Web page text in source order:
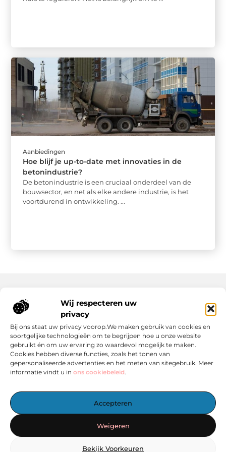
Wij respecteren uw
privacy
Bij ons staat uw privacy voorop.We maken gebruik van cookies en
soortgelijke technologieën om te begrijpen hoe u onze website
gebruikt én om uw ervaring zo waardevol mogelijk te maken.
Cookies hebben diverse functies, zoals het tonen van
gepersonaliseerde advertenties en het meten van sitegebruik. Meer
informatie vindt u in ons cookiebeleid.
Accepteren
Weigeren
Bekijk Voorkeuren
Aanbiedingen
Hoe blijf je up-to-date met innovaties in de
betonindustrie?
De betonindustrie is een cruciaal onderdeel van de
bouwsector, en net als elke andere industrie, is het
voortdurend in ontwikkeling. ...
— Laat je inspireren door boeiende verhalen, handige tips en
Start vandaag nog met ontdekken op linkzoekertje.nl!
Onze informatie